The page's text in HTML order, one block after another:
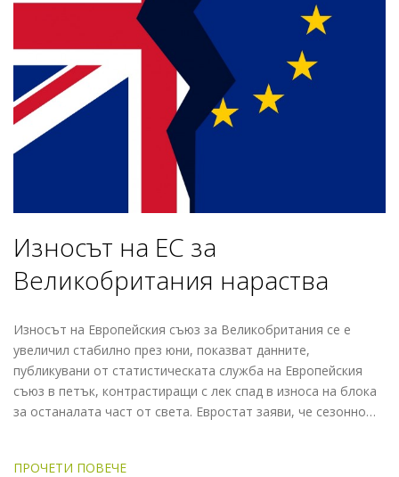
Износът на ЕС за
Великобритания нараства
Износът на Европейския съюз за Великобритания се е
увеличил стабилно през юни, показват данните,
публикувани от статистическата служба на Европейския
съюз в петък, контрастиращи с лек спад в износа на блока
за останалата част от света. Евростат заяви, че сезонно…
ПРОЧЕТИ ПОВЕЧЕ